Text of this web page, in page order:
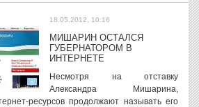
18.05.2012, 10:16
МИШАРИН ОСТАЛСЯ
ГУБЕРНАТОРОМ В
ИНТЕРНЕТЕ
Несмотря на отставку
Александра Мишарина,
ресурсов продолжают называть его